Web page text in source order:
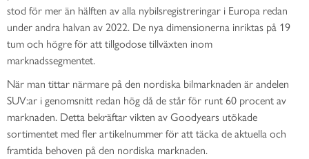
stod för mer än hälften av alla nybilsregistreringar i Europa redan
under andra halvan av 2022. De nya dimensionerna inriktas på 19
tum och högre för att tillgodose tillväxten inom
marknadssegmentet.
När man tittar närmare på den nordiska bilmarknaden är andelen
SUV:ar i genomsnitt redan hög då de står för runt 60 procent av
marknaden. Detta bekräftar vikten av Goodyears utökade
sortimentet med fler artikelnummer för att täcka de aktuella och
framtida behoven på den nordiska marknaden.